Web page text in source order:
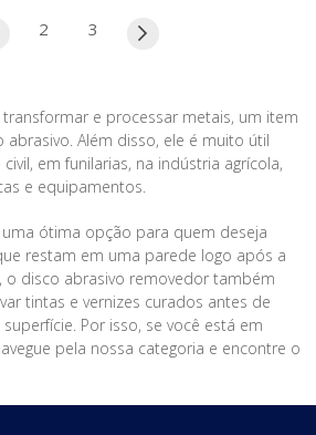
2 3
e processar metais, um item
abrasivo. Além disso, ele é muito útil
em funilarias, na indústria agrícola,
e equipamentos.
uma ótima opção para quem deseja
restam em uma parede logo após a
o disco abrasivo removedor também
tintas e vernizes curados antes de
Por isso, se você está em
pela nossa categoria e encontre o